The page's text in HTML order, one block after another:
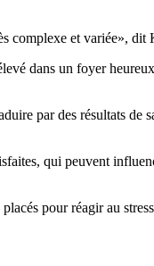
complexe et variée», dit
dans un foyer
par des résultats de
qui peuvent
pour réagir au